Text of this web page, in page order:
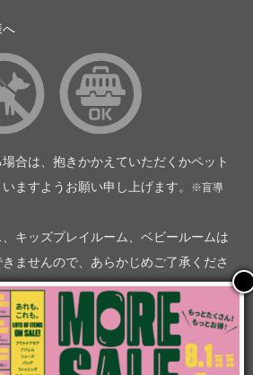
へ
合は、抱きかかえていただくかペット
ますようお願い申し上げます。
※盲導
キッズプレイルーム、ベビールームは
ませんので、あらかじめご了承くださ